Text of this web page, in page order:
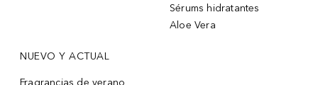
Sérums hidratantes
Aloe Vera
NUEVO Y ACTUAL
Fragrancias de verano